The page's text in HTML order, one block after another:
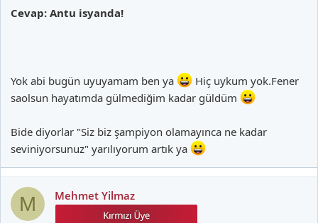
Cevap: Antu isyanda!
Yok abi bugün uyuyamam ben ya
Hiç uykum yok.Fener
saolsun hayatımda gülmediğim kadar güldüm
Bide diyorlar "Siz biz şampiyon olamayınca ne kadar
seviniyorsunuz" yarılıyorum artık ya
M Mehmet Yilmaz